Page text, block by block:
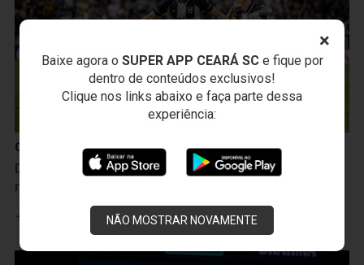
×
Baixe agora o SUPER APP CEARÁ SCe fique por
dentro de conteúdos exclusivos!
Clique nos links abaixo e faça parte dessa
experiência:
NÃO MOSTRAR NOVAMENTE
Ceará Sporting Club
Decisivo contra a Ponte Preta, Lucca celebra gol e
mira mais vitórias: “Vamos para cima”